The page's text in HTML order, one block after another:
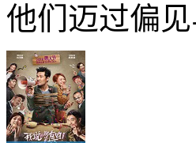
他们迈过偏